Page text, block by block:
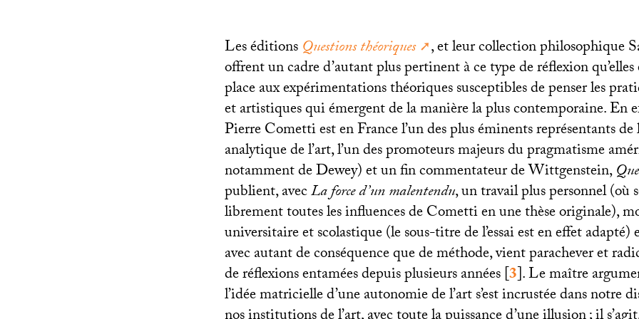
Les éditionsQuestions théoriques
, et leur collection philosophique
offrent un cadre d’autant plus pertinent à ce type de réflexion
place aux expérimentations théoriques susceptibles de penser les
et artistiques qui émergent de la manière la plus contemporaine. En
Pierre Cometti est en France l’un des plus éminents représentants
analytique de l’art, l’un des promoteurs majeurs du pragmatisme
notamment de Dewey) et un fin commentateur de Wittgenstein,
publient, avecLa force d’un malentendu, un travail plus personnel (où
librement toutes les influences de Cometti en une thèse originale),
universitaire et scolastique (le sous-titre de l’essai est en effet
avec autant de conséquence que de méthode, vient parachever et
de réflexions entamées depuis plusieurs années[3]. Le maître
l’idée matricielle d’une autonomie de l’art s’est incrustée dans notre